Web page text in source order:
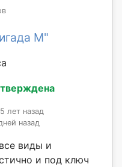
М"
лет назад
назад
виды и
и под ключ